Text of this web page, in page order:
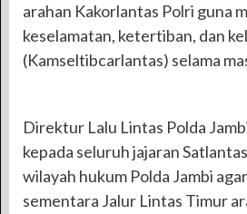
arahan Kakorlantas Polri guna
keselamatan, ketertiban, dan
(Kamseltibcarlantas) selama
Direktur Lalu Lintas Polda
kepada seluruh jajaran
wilayah hukum Polda Jambi
sementara Jalur Lintas Timur